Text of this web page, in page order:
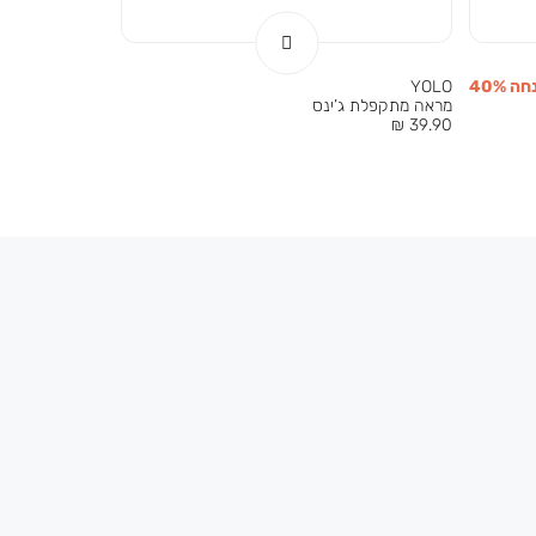
40%
YOLO
מראה מתקפלת ג’ינס
מחיר
39.90 ₪